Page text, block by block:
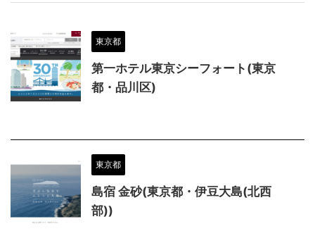
東京都
第一ホテル東京シーフォート(東京
都・品川区)
東京都
島宿 金砂(東京都・伊豆大島(北西
部))